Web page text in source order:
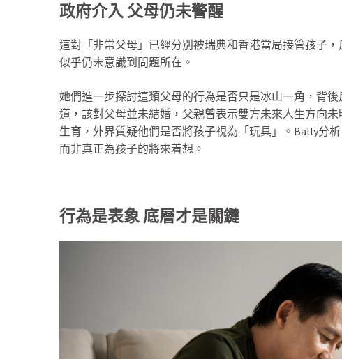
政府介入 父母仍未警醒
這對「非常父母」已經分別被瑞典和香港當局接管孩子
似乎仍未意識到問題所在。
她們進一步探討這類父母的行為是否只是冰山一角，背
道，該對父母並未結婚，父親曾表示雙方未來人生方向
生育，外界質疑他們是否將孩子視為「玩具」。Bally分
而非真正為孩子的將來着想。
行為是表象 底層才是關鍵